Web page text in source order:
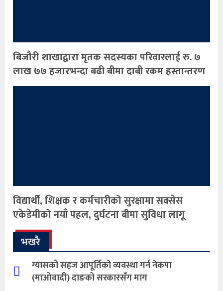
बिजौरी शाखाद्वारा मृतक सदस्यका परिवारलाई रु. ७
लाख ७७ हजारभन्दा बढी बीमा दाबी रकम हस्तान्तरण
विद्यार्थी, शिक्षक र कर्मचारीको सुरक्षामा सक्सेस
एकेडेमीको नयाँ पहल, दुर्घटना बीमा सुविधा लागू
भखरै
ग्यासको सहज आपूर्तिको व्यवस्था गर्न नेकपा
(माओवादी) दाङको सरकारसँग माग